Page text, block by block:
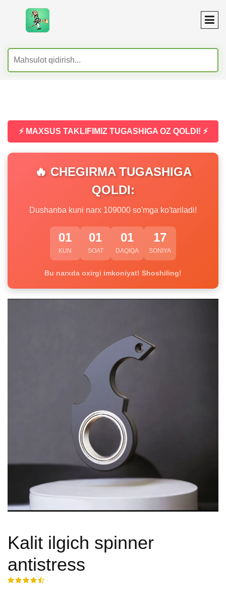
⚡ MAXSUS TAKLIFIMIZ TUGASHIGA OZ QOLDI! ⚡
🔥 CHEGIRMA TUGASHIGA
QOLDI:
Dushanba kuni narx 109000 so'mga ko'tariladi!
01
KUN
01
SOAT
01
DAQIQA
16
SONIYA
Bu narxda oxirgi imkoniyat! Shoshiling!
Kalit ilgich spinner
antistress